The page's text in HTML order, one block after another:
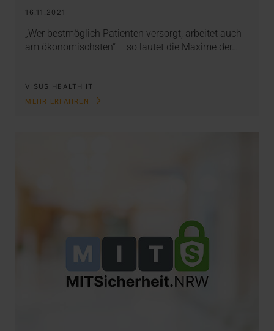
16.11.2021
„Wer bestmöglich Patienten versorgt, arbeitet auch
am ökonomischsten“ – so lautet die Maxime der…
VISUS HEALTH IT
MEHR ERFAHREN